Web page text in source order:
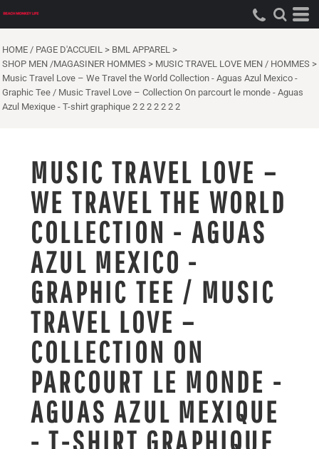
HOME / PAGE D'ACCUEIL > BML APPAREL >
SHOP MEN /MAGASINER HOMMES > MUSIC TRAVEL LOVE MEN / HOMMES >
Music Travel Love – We Travel the World Collection - Aguas Azul Mexico -
Graphic Tee / Music Travel Love – Collection On parcourt le monde - Aguas
Azul Mexique - T-shirt graphique 2 2 2 2 2 2 2
MUSIC TRAVEL LOVE –
WE TRAVEL THE WORLD
COLLECTION - AGUAS
AZUL MEXICO -
GRAPHIC TEE / MUSIC
TRAVEL LOVE –
COLLECTION ON
PARCOURT LE MONDE -
AGUAS AZUL MEXIQUE
- T-SHIRT GRAPHIQUE